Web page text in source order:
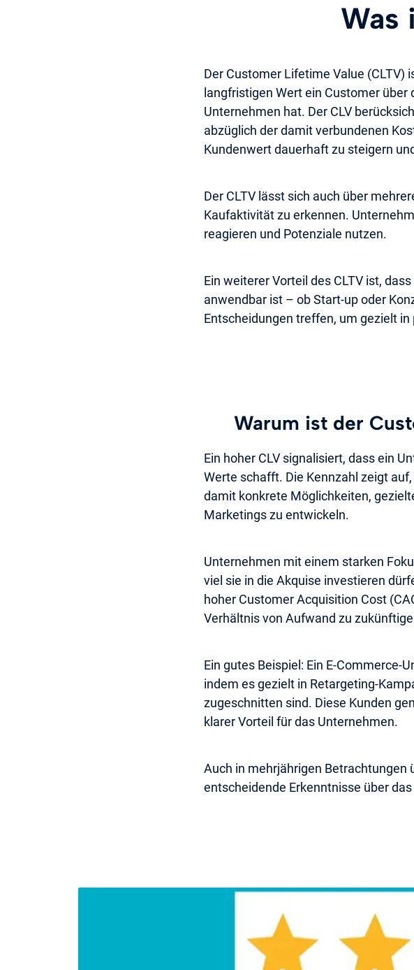
Was
Der Customer Lifetime Value (CLTV)
langfristigen Wert ein Customer
Unternehmen hat. Der CLV
abzüglich der damit verbundenen
Kundenwert dauerhaft zu steigern
Der CLTV lässt sich auch über
Kaufaktivität zu erkennen.
reagieren und Potenziale nutzen.
Ein weiterer Vorteil des CLTV ist,
anwendbar ist – ob Start-up oder
Entscheidungen treffen, um gezielt
Warum ist der
Ein hoher CLV signalisiert, dass ein
Werte schafft. Die Kennzahl zeigt
damit konkrete Möglichkeiten,
Marketings zu entwickeln.
Unternehmen mit einem starken
viel sie in die Akquise investieren
hoher Customer Acquisition Cost
Verhältnis von Aufwand zu
Ein gutes Beispiel: Ein E-Commerce-
indem es gezielt in Retargeting-
zugeschnitten sind. Diese Kunden
klarer Vorteil für das Unternehmen.
Auch in mehrjährigen Betrachtungen
entscheidende Erkenntnisse über